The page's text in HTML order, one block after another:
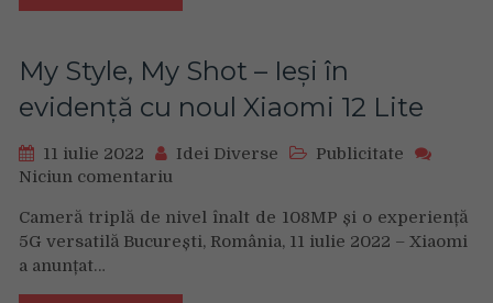
4K
certificare
Fogra
pentru
acuratețe
culorilor
pe
și
My Style, My Shot – Ieși în
evidență cu noul Xiaomi 12 Lite
11 iulie 2022 Idei Diverse
Publicitate
Niciun comentariu
Style,
My
–
Cameră triplă de nivel înalt de 108MP și o experiență
5G versatilă București, România, 11 iulie 2022 – Xiaomi
a anunțat…